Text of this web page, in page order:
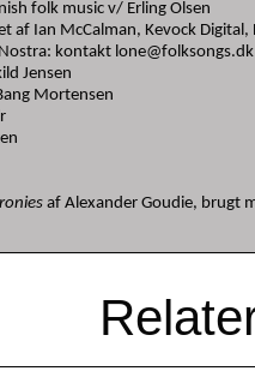
folk music v/ Erling Olsen
af Ian McCalman, Kevock Digital,
kontakt
Jensen
Mortensen
af Alexander Goudie, brugt